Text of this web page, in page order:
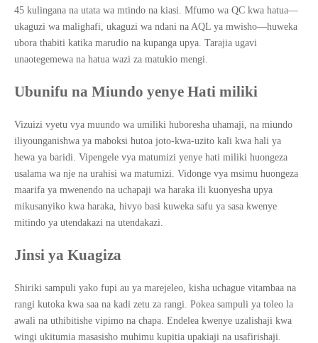
45 kulingana na utata wa mtindo na kiasi. Mfumo wa QC kwa hatua—
ukaguzi wa malighafi, ukaguzi wa ndani na AQL ya mwisho—huweka
ubora thabiti katika marudio na kupanga upya. Tarajia ugavi
unaotegemewa na hatua wazi za matukio mengi.
Ubunifu na Miundo yenye Hati miliki
Vizuizi vyetu vya muundo wa umiliki huboresha uhamaji, na miundo
iliyounganishwa ya maboksi hutoa joto-kwa-uzito kali kwa hali ya
hewa ya baridi. Vipengele vya matumizi yenye hati miliki huongeza
usalama wa nje na urahisi wa matumizi. Vidonge vya msimu huongeza
maarifa ya mwenendo na uchapaji wa haraka ili kuonyesha upya
mikusanyiko kwa haraka, hivyo basi kuweka safu ya sasa kwenye
mitindo ya utendakazi na utendakazi.
Jinsi ya Kuagiza
Shiriki sampuli yako fupi au ya marejeleo, kisha uchague vitambaa na
rangi kutoka kwa saa na kadi zetu za rangi. Pokea sampuli ya toleo la
awali na uthibitishe vipimo na chapa. Endelea kwenye uzalishaji kwa
wingi ukitumia masasisho muhimu kupitia upakiaji na usafirishaji.